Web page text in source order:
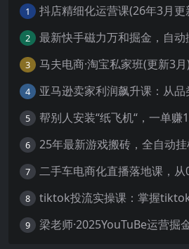
1 抖店精细化运营课(26年3月更
2
3 马夫电商·淘宝私家班(更新3月)
4
5
6
7
8
9 梁老师·2025YouTuBe运营掘